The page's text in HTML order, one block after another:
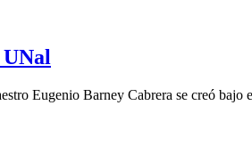
Eugenio Barney Cabrera se creó bajo